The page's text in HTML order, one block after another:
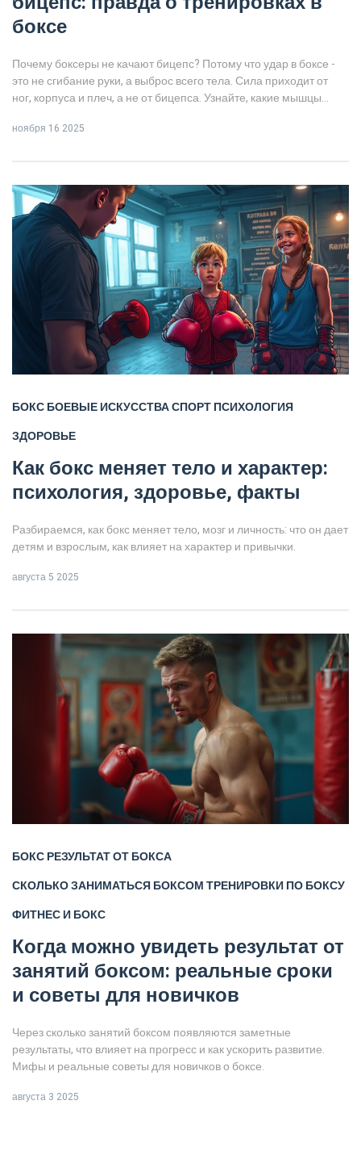
боксе
Почему боксеры не качают бицепс? Потому что удар в боксе -
это не сгибание руки, а выброс всего тела. Сила приходит от
ног, корпуса и плеч, а не от бицепса. Узнайте, какие мышцы
ноября 16 2025
БОКСБОЕВЫЕ ИСКУССТВАСПОРТПСИХОЛОГИЯ
ЗДОРОВЬЕ
Как бокс меняет тело и характер:
психология, здоровье, факты
Разбираемся, как бокс меняет тело, мозг и личность: что он дает
детям и взрослым, как влияет на характер и привычки.
августа 5 2025
БОКСРЕЗУЛЬТАТ ОТ БОКСА
СКОЛЬКО ЗАНИМАТЬСЯ БОКСОМТРЕНИРОВКИ ПО БОКСУ
ФИТНЕС И БОКС
Когда можно увидеть результат от
занятий боксом: реальные сроки
и советы для новичков
Через сколько занятий боксом появляются заметные
результаты, что влияет на прогресс и как ускорить развитие.
Мифы и реальные советы для новичков о боксе.
августа 3 2025